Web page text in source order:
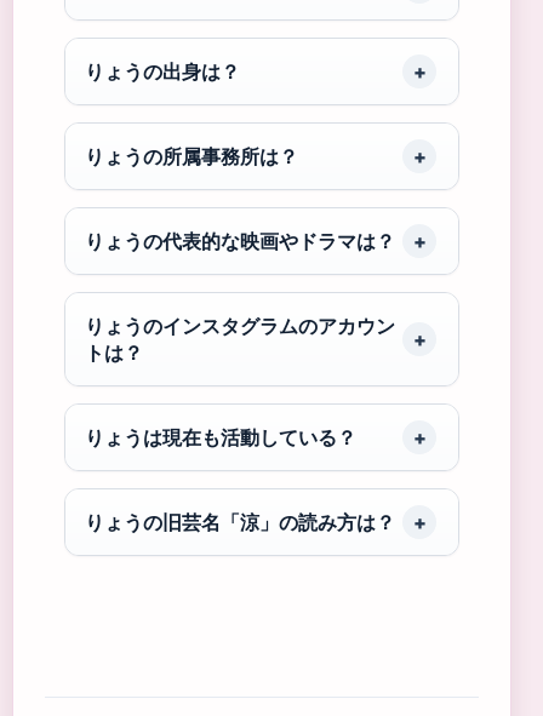
りょうの出身は？
りょうの所属事務所は？
りょうの代表的な映画やドラマは？
りょうのインスタグラムのアカウン
トは？
りょうは現在も活動している？
りょうの旧芸名「涼」の読み方は？